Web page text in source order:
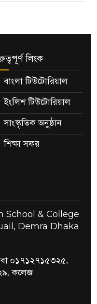
লিংক
বাংলা টিউটোরিয়াল
ইংলিশ টিউটোরিয়াল
সাংস্কৃতিক অনুষ্ঠান
শিক্ষা সফর
School & College
Demra Dhaka
০১৭১২৭১৫৩২৫,
কলেজ